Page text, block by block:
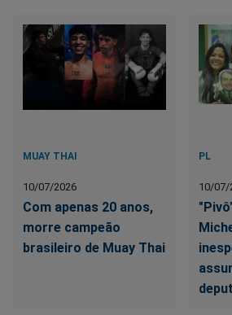
MUAY THAI
10/07/2026
Com apenas 20 anos,
morre campeão
brasileiro de Muay Thai
PL
10/07/